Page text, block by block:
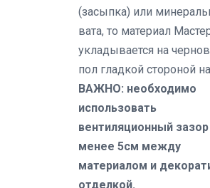
(засыпка) или
вата, то материал
укладывается на
пол гладкой стороной
ВАЖНО: необходимо
использовать
вентиляционный
менее 5см между
материалом и
отделкой.